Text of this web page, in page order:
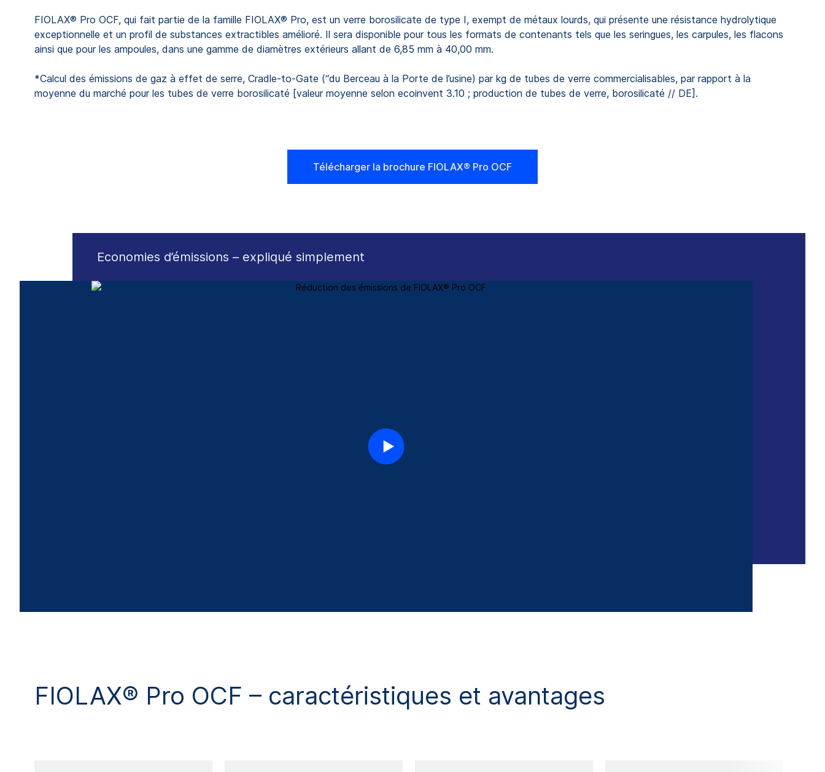
FIOLAX® Pro OCF, qui fait partie de la famille FIOLAX® Pro, est un verre borosilicate de type I, exempt de métaux lourds, qui présente une résistance hydrolytique
exceptionnelle et un profil de substances extractibles amélioré. Il sera disponible pour tous les formats de contenants tels que les seringues, les carpules, les flacons
ainsi que pour les ampoules, dans une gamme de diamètres extérieurs allant de 6,85 mm à 40,00 mm.
*Calcul des émissions de gaz à effet de serre, Cradle-to-Gate (“du Berceau à la Porte de l’usine) par kg de tubes de verre commercialisables, par rapport à la
moyenne du marché pour les tubes de verre borosilicaté [valeur moyenne selon ecoinvent 3.10 ; production de tubes de verre, borosilicaté // DE].
Télécharger la brochure FIOLAX® Pro OCF
Economies d’émissions – expliqué simplement
FIOLAX® Pro OCF – caractéristiques et avantages